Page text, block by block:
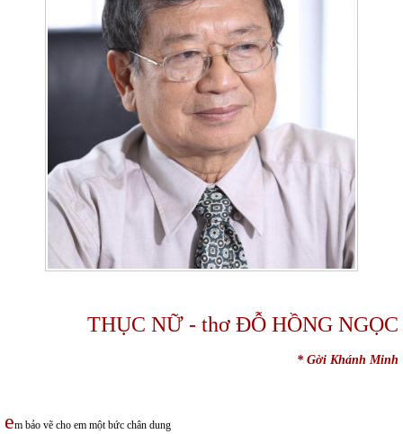
THỤC NỮ - thơ ĐỖ HỒNG NGỌC
* Gời Khánh Minh
em bảo vẽ cho em một bức chân dung